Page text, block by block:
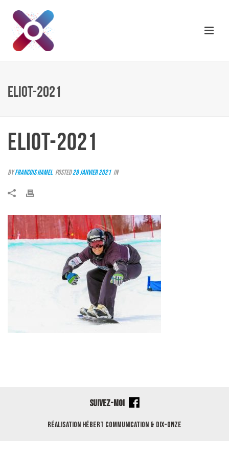
ELIOT-2021
ELIOT-2021
ByFrancois Hamel Posted28 janvier 2021 In
SUIVEZ-MOI
Réalisation Hébert Communication & Dix-Onze